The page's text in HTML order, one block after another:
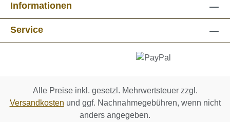
Informationen
Service
Alle Preise inkl. gesetzl. Mehrwertsteuer zzgl.
Versandkosten und ggf. Nachnahmegebühren, wenn nicht
anders angegeben.